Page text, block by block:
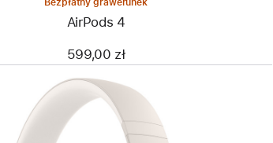
Bezpłatny grawerunek
AirPods 4
599,00 zł